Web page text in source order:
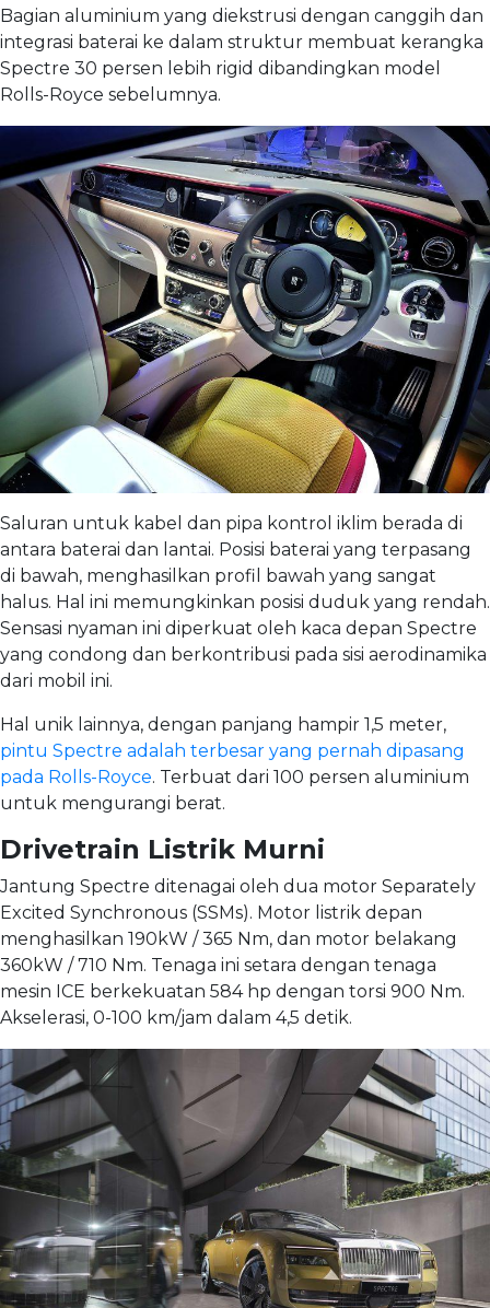
Bagian aluminium yang diekstrusi dengan canggih dan
integrasi baterai ke dalam struktur membuat kerangka
Spectre 30 persen lebih rigid dibandingkan model
Rolls-Royce sebelumnya.
Saluran untuk kabel dan pipa kontrol iklim berada di
antara baterai dan lantai. Posisi baterai yang terpasang
di bawah, menghasilkan profil bawah yang sangat
halus. Hal ini memungkinkan posisi duduk yang rendah.
Sensasi nyaman ini diperkuat oleh kaca depan Spectre
yang condong dan berkontribusi pada sisi aerodinamika
dari mobil ini.
Hal unik lainnya, dengan panjang hampir 1,5 meter,
pintu Spectre adalah terbesar yang pernah dipasang
pada Rolls-Royce. Terbuat dari 100 persen aluminium
untuk mengurangi berat.
Drivetrain Listrik Murni
Jantung Spectre ditenagai oleh dua motor Separately
Excited Synchronous (SSMs). Motor listrik depan
menghasilkan 190kW / 365 Nm, dan motor belakang
360kW / 710 Nm. Tenaga ini setara dengan tenaga
mesin ICE berkekuatan 584 hp dengan torsi 900 Nm.
Akselerasi, 0-100 km/jam dalam 4,5 detik.